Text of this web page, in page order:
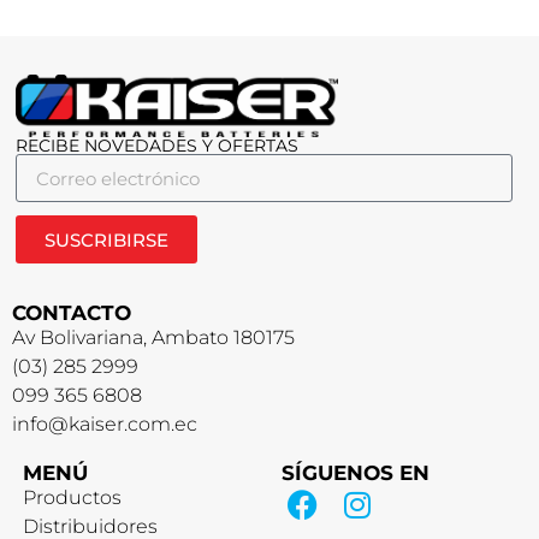
RECIBE NOVEDADES Y OFERTAS
SUSCRIBIRSE
CONTACTO
Av Bolivariana, Ambato 180175
(03) 285 2999
099 365 6808
info@kaiser.com.ec
MENÚ
Productos
Distribuidores
SÍGUENOS EN